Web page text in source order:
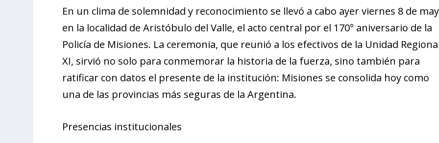
En un clima de solemnidad y reconocimiento se llevó a cabo ayer viernes 8 de
en la localidad de Aristóbulo del Valle, el acto central por el 170° aniversario de la
Policía de Misiones. La ceremonia, que reunió a los efectivos de la Unidad
XI, sirvió no solo para conmemorar la historia de la fuerza, sino también para
ratificar con datos el presente de la institución: Misiones se consolida hoy como
una de las provincias más seguras de la Argentina.
Presencias institucionales